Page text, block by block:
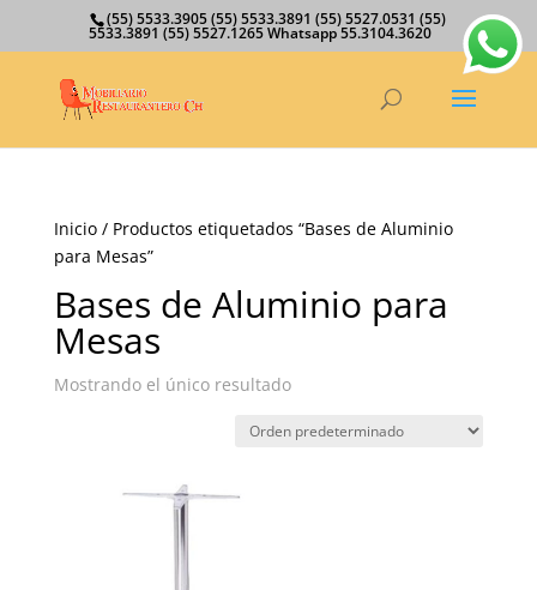
(55) 5533.3905 (55) 5533.3891 (55) 5527.0531 (55)
5533.3891 (55) 5527.1265 Whatsapp 55.3104.3620
Inicio/ Productos etiquetados “Bases de Aluminio
para Mesas”
Bases de Aluminio para
Mesas
Mostrando el único resultado